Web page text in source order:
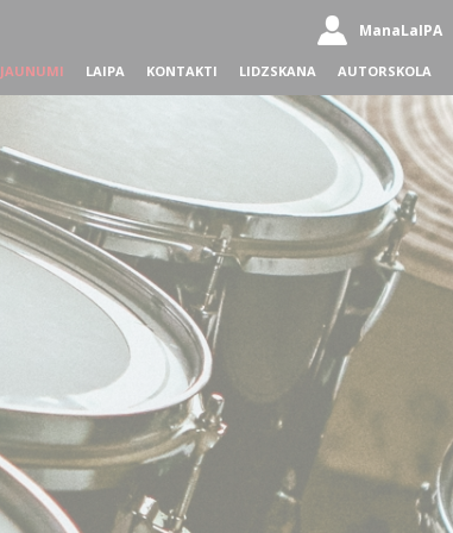
ManaLaIPA
JAUNUMI LAIPA KONTAKTI LIDZSKANA AUTORSKOLA